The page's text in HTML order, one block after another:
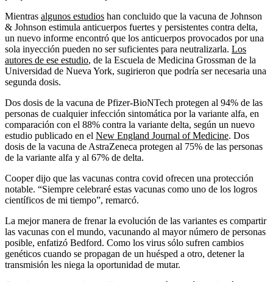
Mientras algunos estudios han concluido que la vacuna de Johnson
& Johnson estimula anticuerpos fuertes y persistentes contra delta,
un nuevo informe encontró que los anticuerpos provocados por una
sola inyección pueden no ser suficientes para neutralizarla. Los
autores de ese estudio, de la Escuela de Medicina Grossman de la
Universidad de Nueva York, sugirieron que podría ser necesaria una
segunda dosis.
Dos dosis de la vacuna de Pfizer-BioNTech protegen al 94% de las
personas de cualquier infección sintomática por la variante alfa, en
comparación con el 88% contra la variante delta, según un nuevo
estudio publicado en el New England Journal of Medicine. Dos
dosis de la vacuna de AstraZeneca protegen al 75% de las personas
de la variante alfa y al 67% de delta.
Cooper dijo que las vacunas contra covid ofrecen una protección
notable. “Siempre celebraré estas vacunas como uno de los logros
científicos de mi tiempo”, remarcó.
La mejor manera de frenar la evolución de las variantes es compartir
las vacunas con el mundo, vacunando al mayor número de personas
posible, enfatizó Bedford. Como los virus sólo sufren cambios
genéticos cuando se propagan de un huésped a otro, detener la
transmisión les niega la oportunidad de mutar.